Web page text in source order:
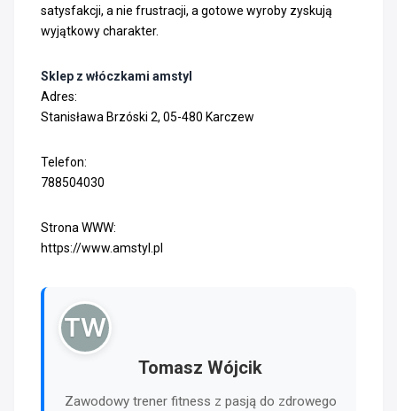
satysfakcji, a nie frustracji, a gotowe wyroby zyskują
wyjątkowy charakter.
Sklep z włóczkami amstyl
Adres:
Stanisława Brzóski 2, 05-480 Karczew
Telefon:
788504030
Strona WWW:
https://www.amstyl.pl
TW
Tomasz Wójcik
Zawodowy trener fitness z pasją do zdrowego